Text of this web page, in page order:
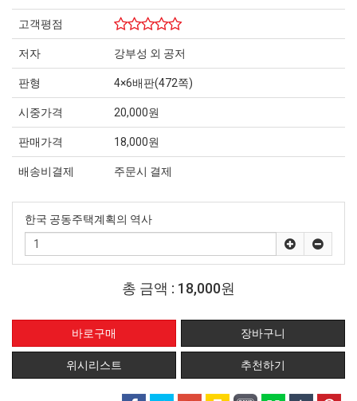
고객평점
저자 강부성 외 공저
판형 4×6배판(472쪽)
시중가격 20,000원
판매가격 18,000원
배송비결제 주문시 결제
한국 공동주택계획의 역사
총 금액 : 18,000원
위시리스트 추천하기